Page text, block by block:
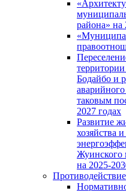
района» на
Бодайбо и
таковым
2027 годах
Развитие
хозяйства
Жуинского
на 2025-